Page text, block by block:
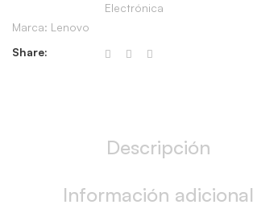
Electrónica
Marca: Lenovo
Share:
Descripción
Información adicional